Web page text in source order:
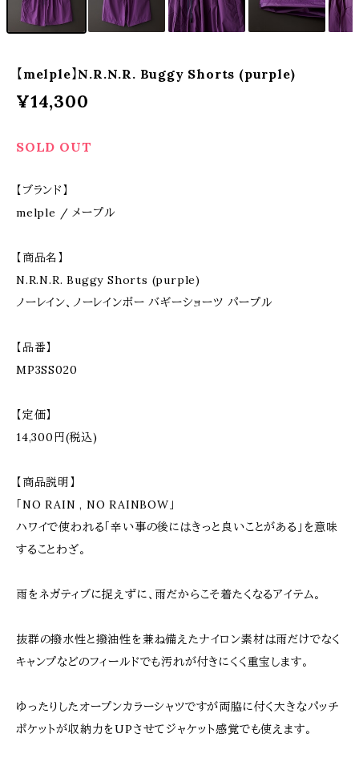
【melple】N.R.N.R. Buggy Shorts (purple)
¥14,300
SOLD OUT
【ブランド】
melple / メープル
【商品名】
N.R.N.R. Buggy Shorts (purple)
ノーレイン、ノーレインボー バギーショーツ パープル
【品番】
MP3SS020
【定価】
14,300円(税込)
【商品説明】
「NO RAIN , NO RAINBOW」
ハワイで使われる「辛い事の後にはきっと良いことがある」を意味
することわざ。
雨をネガティブに捉えずに、雨だからこそ着たくなるアイテム。
抜群の撥水性と撥油性を兼ね備えたナイロン素材は雨だけでなく
キャンプなどのフィールドでも汚れが付きにくく重宝します。
ゆったりしたオープンカラーシャツですが両脇に付く大きなパッチ
ポケットが収納力をUPさせてジャケット感覚でも使えます。